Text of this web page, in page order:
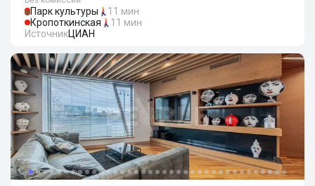
Парк культуры
11 мин
Кропоткинская
11 мин
ИсточникЦИАН